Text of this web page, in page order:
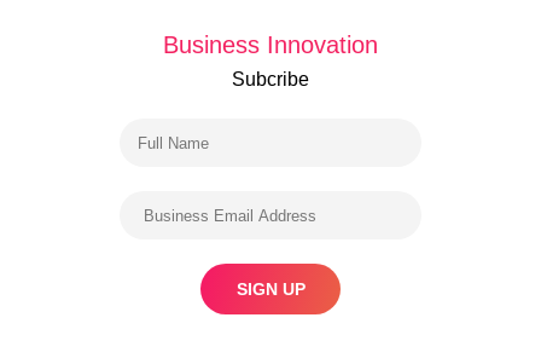
Business Innovation
Subcribe